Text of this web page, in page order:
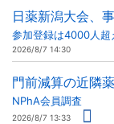
日薬新潟大会、
参加登録は4000人超
2026/8/7 14:30
門前減算の近隣
NPhA会員調査
2026/8/7 13:33